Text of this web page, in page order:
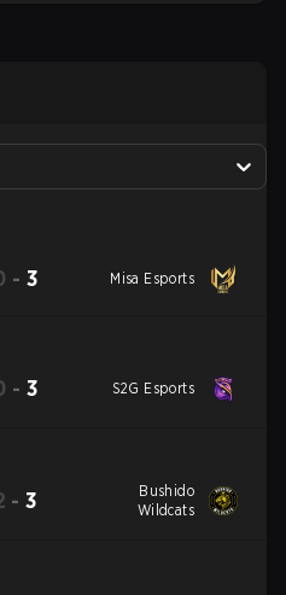
- 3 Misa Esports
- 3 S2G Esports
-3
Bushido
Wildcats